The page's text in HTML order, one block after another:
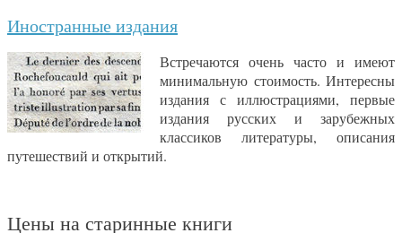
Иностранные издания
Встречаются очень часто и имеют
минимальную стоимость. Интересны
издания с иллюстрациями, первые
издания русских и зарубежных
классиков литературы, описания
путешествий и открытий.
Цены на старинные книги